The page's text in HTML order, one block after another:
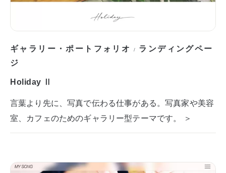
ギャラリー・ポートフォリオ / ランディングペー
ジ
Holiday Ⅱ
言葉より先に、写真で伝わる仕事がある。写真家や美容
室、カフェのためのギャラリー型テーマです。 ＞